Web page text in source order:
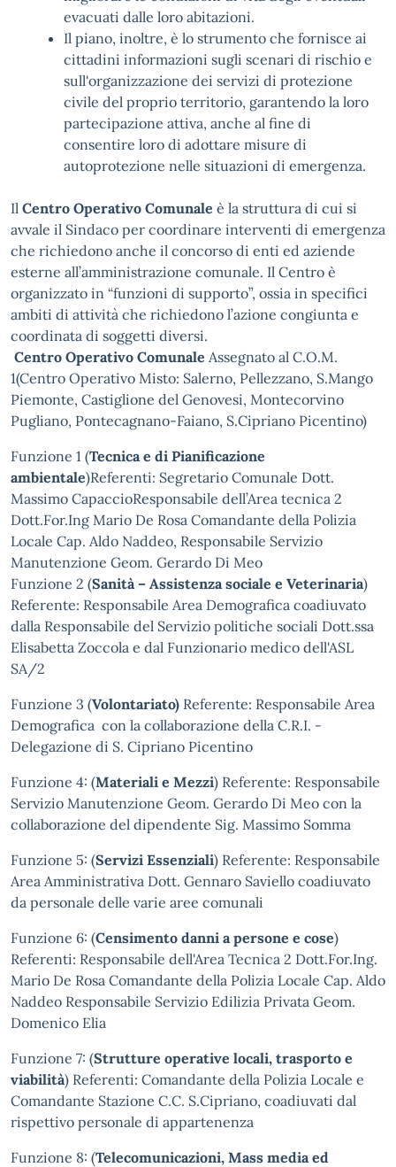
evacuati dalle loro abitazioni.
Il piano, inoltre, è lo strumento che fornisce ai
cittadini informazioni sugli scenari di rischio e
sull'organizzazione dei servizi di protezione
civile del proprio territorio, garantendo la loro
partecipazione attiva, anche al fine di
consentire loro di adottare misure di
autoprotezione nelle situazioni di emergenza.
Il Centro Operativo Comunale è la struttura di cui si
avvale il Sindaco per coordinare interventi di emergenza
che richiedono anche il concorso di enti ed aziende
esterne all’amministrazione comunale. Il Centro è
organizzato in “funzioni di supporto”, ossia in specifici
ambiti di attività che richiedono l’azione congiunta e
coordinata di soggetti diversi.
Centro Operativo Comunale Assegnato al C.O.M.
1(Centro Operativo Misto: Salerno, Pellezzano, S.Mango
Piemonte, Castiglione del Genovesi, Montecorvino
Pugliano, Pontecagnano-Faiano, S.Cipriano Picentino)
Funzione 1 (Tecnica e di Pianificazione
ambientale)Referenti: Segretario Comunale Dott.
Massimo CapaccioResponsabile dell’Area tecnica 2
Dott.For.Ing Mario De Rosa Comandante della Polizia
Locale Cap. Aldo Naddeo, Responsabile Servizio
Manutenzione Geom. Gerardo Di Meo
Funzione 2 (Sanità – Assistenza sociale e Veterinaria)
Referente: Responsabile Area Demografica coadiuvato
dalla Responsabile del Servizio politiche sociali Dott.ssa
Elisabetta Zoccola e dal Funzionario medico dell'ASL
SA/2
Funzione 3 (Volontariato) Referente: Responsabile Area
Demografica con la collaborazione della C.R.I. -
Delegazione di S. Cipriano Picentino
Funzione 4: (Materiali e Mezzi) Referente: Responsabile
Servizio Manutenzione Geom. Gerardo Di Meo con la
collaborazione del dipendente Sig. Massimo Somma
Funzione 5: (Servizi Essenziali) Referente: Responsabile
Area Amministrativa Dott. Gennaro Saviello coadiuvato
da personale delle varie aree comunali
Funzione 6: (Censimento danni a persone e cose)
Referenti: Responsabile dell'Area Tecnica 2 Dott.For.Ing.
Mario De Rosa Comandante della Polizia Locale Cap. Aldo
Naddeo Responsabile Servizio Edilizia Privata Geom.
Domenico Elia
Funzione 7: (Strutture operative locali, trasporto e
viabilità) Referenti: Comandante della Polizia Locale e
Comandante Stazione C.C. S.Cipriano, coadiuvati dal
rispettivo personale di appartenenza
Funzione 8: (Telecomunicazioni, Mass media ed